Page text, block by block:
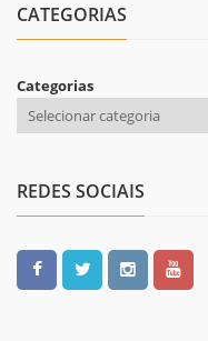
CATEGORIAS
Categorias
REDES SOCIAIS